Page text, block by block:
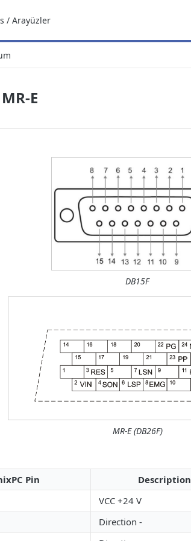
/ Arayüzler
E
DB15F
MR-E (DB26F)
Pin Description
VCC +24 V
Direction -